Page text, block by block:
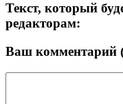
Текст, который
редакторам:
Ваш комментарий